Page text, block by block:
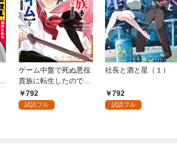
ゲーム中盤で死ぬ悪役
貴族に転生したので、
外れスキル【テイム】
を駆使して最強を目指
792
試読フル
社長と酒と星（１）
792
試読フル